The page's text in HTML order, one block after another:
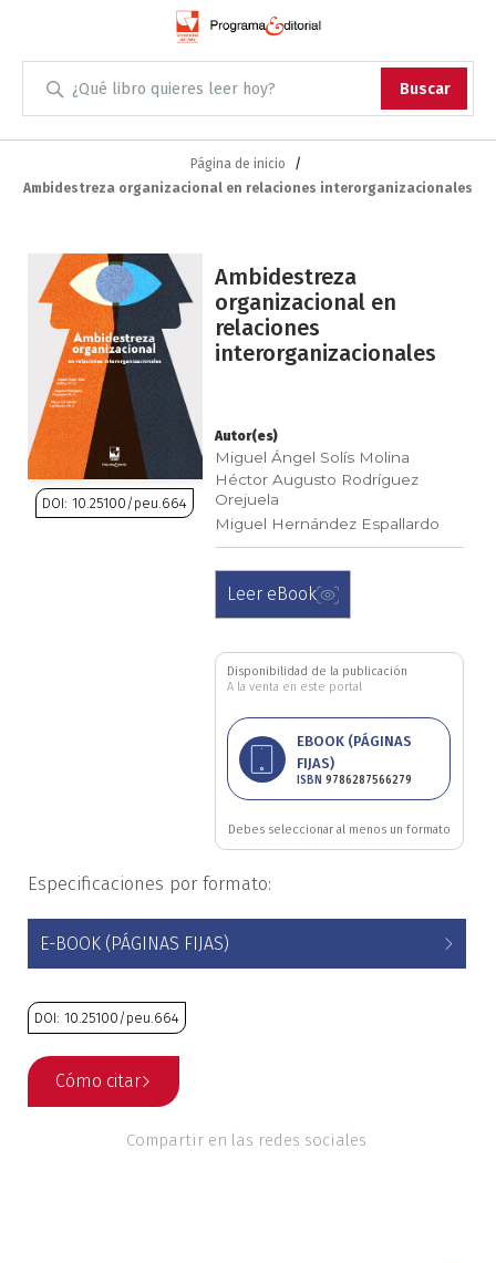
Buscar
Administración
Antropología
Arqueología
Arquitectura
Arte
Artes escénicas
Biología
Ciencias
Economía
Educación
Estudios culturales
Estudios editoriales
Estudios regionales
Skip
Content
Página de inicio
Ambidestreza organizacional en relaciones interorganizacionales
Saltar
final
galería
de
imágenes
DOI: 10.25100/peu.664
Ambidestreza
organizacional en
relaciones
interorganizacionales
Autor(es)
Miguel Ángel Solís Molina
Héctor Augusto Rodríguez
Orejuela
Miguel Hernández Espallardo
Leer eBook
Disponibilidad de la publicación
A la venta en este portal
EBOOK (PÁGINAS
FIJAS)
ISBN9786287566279
Debes seleccionar al menos un formato
Especificaciones por formato:
E-BOOK (PÁGINAS FIJAS)
DOI: 10.25100/peu.664
Cómo citar
Compartir en las redes sociales